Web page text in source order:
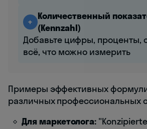
+
Количественный
(Kennzahl)
Добавьте цифры,
всё, что можно измерить
Примеры эффективных
различных профессиональных
Для маркетолога: